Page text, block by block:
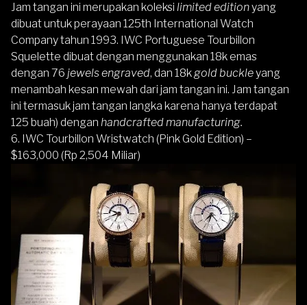
Jam tangan ini merupakan koleksi limited editionyang
dibuat untuk perayaan 125th International Watch
Company tahun 1993. IWC Portuguese Tourbillon
Squelette dibuat dengan menggunakan 18k emas
dengan 76 jewels engraved, dan 18kgold buckleyang
menambah kesan mewah dari jam tangan ini. Jam tangan
ini termasuk jam tangan langka karena hanya terdapat
125 buah) dengan handcrafted manufacturing.
6. IWC Tourbillon Wristwatch (Pink Gold Edition) –
$163,000 (Rp 2,504 Miliar)